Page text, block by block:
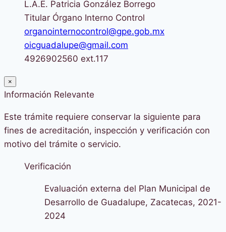
L.A.E. Patricia González Borrego
Titular Órgano Interno Control
organointernocontrol@gpe.gob.mx
oicguadalupe@gmail.com
4926902560 ext.117
×
Información Relevante
Este trámite requiere conservar la siguiente para
fines de acreditación, inspección y verificación con
motivo del trámite o servicio.
Verificación
Evaluación externa del Plan Municipal de
Desarrollo de Guadalupe, Zacatecas, 2021-
2024